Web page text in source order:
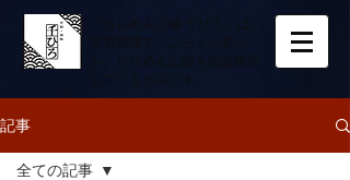
「ちりめん山椒 千ひろ」は、
京都西陣で「ふっくら柔ら
か」ちりめん山椒を製造販売
しているお店です。
記事
全ての記事